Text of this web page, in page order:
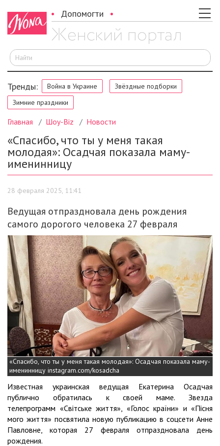
Допомогти
Тренды: Война в Украине
Звёздные подборки
Зимние праздники
Главная Шоу-Biz Новости
«Спасибо, что ты у меня такая
молодая»: Осадчая показала маму-
именинницу
28 февраля 2025, 11:41
Ведущая отпраздновала день рождения
самого дорогого человека 27 февраля
«Спасибо, что ты у меня такая молодая»: Осадчая показала маму-
именинницу instagram.com/kosadcha
Известная украинская ведущая Екатерина Осадчая
публично обратилась к своей маме. Звезда
телепрограмм «Світське життя», «Голос країни» и «Пісня
мого життя» посвятила новую публикацию в соцсети Анне
Павловне, которая 27 февраля отпраздновала день
рождения.